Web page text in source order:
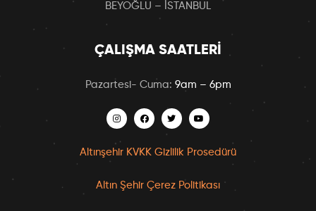
BEYOĞLU – İSTANBUL
ÇALIŞMA SAATLERI
Pazartesi- Cuma: 9am – 6pm
Altınşehir KVKK Gizlilik Prosedürü
Altın Şehir Çerez Politikası